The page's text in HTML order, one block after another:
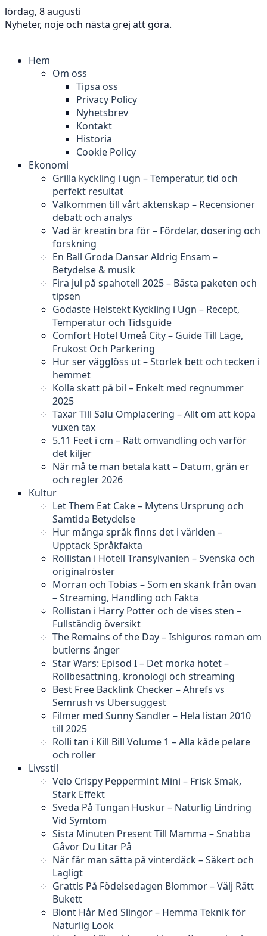
lördag, 8 augusti
Nyheter, nöje och nästa grej att göra.
Hem
Om oss
Tipsa oss
Privacy Policy
Nyhetsbrev
Kontakt
Historia
Cookie Policy
Ekonomi
Grilla kyckling i ugn – Temperatur, tid och
perfekt resultat
Välkommen till vårt äktenskap – Recensioner
debatt och analys
Vad är kreatin bra för – Fördelar, dosering och
forskning
En Ball Groda Dansar Aldrig Ensam –
Betydelse & musik
Fira jul på spahotell 2025 – Bästa paketen och
tipsen
Godaste Helstekt Kyckling i Ugn – Recept,
Temperatur och Tidsguide
Comfort Hotel Umeå City – Guide Till Läge,
Frukost Och Parkering
Hur ser vägglöss ut – Storlek bett och tecken i
hemmet
Kolla skatt på bil – Enkelt med regnummer
2025
Taxar Till Salu Omplacering – Allt om att köpa
vuxen tax
5.11 Feet i cm – Rätt omvandling och varför
det kiljer
När må te man betala katt – Datum, grän er
och regler 2026
Kultur
Let Them Eat Cake – Mytens Ursprung och
Samtida Betydelse
Hur många språk finns det i världen –
Upptäck Språkfakta
Rollistan i Hotell Transylvanien – Svenska och
originalröster
Morran och Tobias – Som en skänk från ovan
– Streaming, Handling och Fakta
Rollistan i Harry Potter och de vises sten –
Fullständig översikt
The Remains of the Day – Ishiguros roman om
butlerns ånger
Star Wars: Episod I – Det mörka hotet –
Rollbesättning, kronologi och streaming
Best Free Backlink Checker – Ahrefs vs
Semrush vs Ubersuggest
Filmer med Sunny Sandler – Hela listan 2010
till 2025
Rolli tan i Kill Bill Volume 1 – Alla kåde pelare
och roller
Livsstil
Velo Crispy Peppermint Mini – Frisk Smak,
Stark Effekt
Sveda På Tungan Huskur – Naturlig Lindring
Vid Symtom
Sista Minuten Present Till Mamma – Snabba
Gåvor Du Litar På
När får man sätta på vinterdäck – Säkert och
Lagligt
Grattis På Födelsedagen Blommor – Välj Rätt
Bukett
Blont Hår Med Slingor – Hemma Teknik för
Naturlig Look